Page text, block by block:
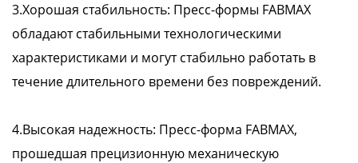
3.Хорошая стабильность: Пресс-формы FABMAX
обладают стабильными технологическими
характеристиками и могут стабильно работать в
течение длительного времени без повреждений.
4.Высокая надежность: Пресс-форма FABMAX,
прошедшая прецизионную механическую